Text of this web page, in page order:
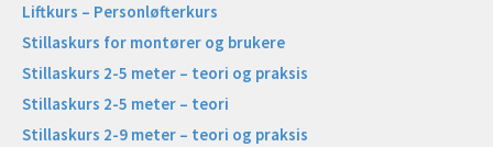
Liftkurs – Personløfterkurs
Stillaskurs for montører og brukere
Stillaskurs 2-5 meter – teori og praksis
Stillaskurs 2-5 meter – teori
Stillaskurs 2-9 meter – teori og praksis